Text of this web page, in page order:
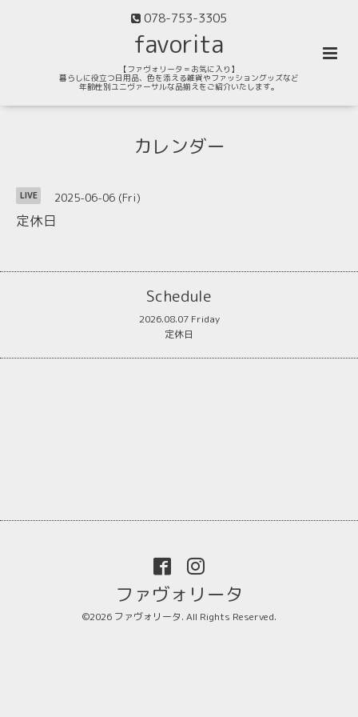
078-753-3305
favorita
【ファヴォリータ＝お気に入り】
暮らしに役立つ日用品、色を添える雑貨やファッショングッズなど
年齢性別ユニヴァーサルな品揃えをご紹介いたします。
カレンダー
LIVE 2025-06-06 (Fri)
定休日
Schedule
2026.08.07 Friday
定休日
ファヴォリータ
©2026 ファヴォリータ. All Rights Reserved.